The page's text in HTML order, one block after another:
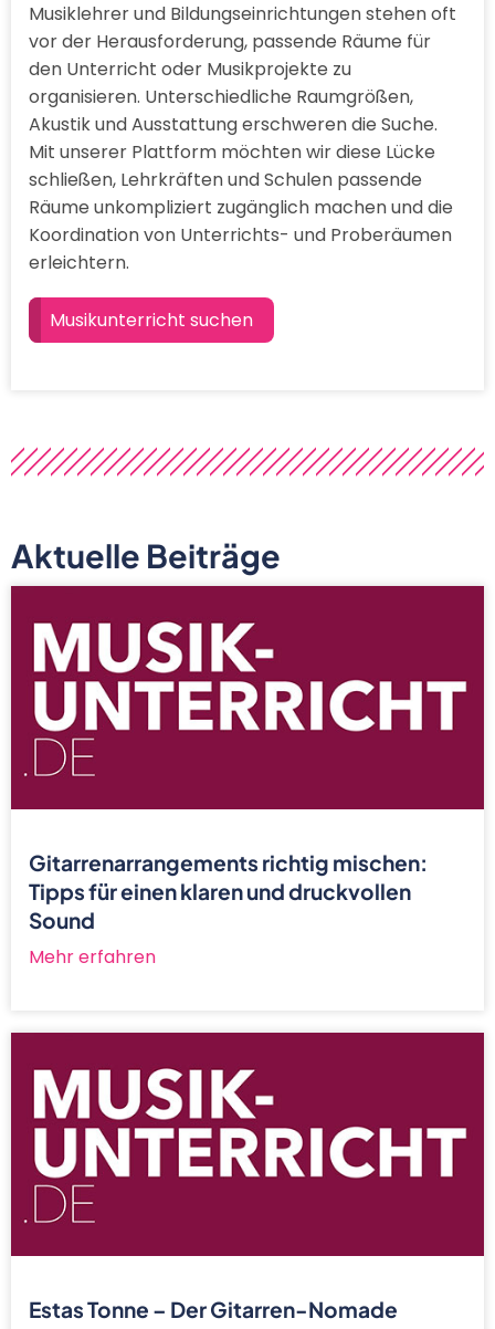
Musiklehrer und Bildungseinrichtungen stehen oft
vor der Herausforderung, passende Räume für
den Unterricht oder Musikprojekte zu
organisieren. Unterschiedliche Raumgrößen,
Akustik und Ausstattung erschweren die Suche.
Mit unserer Plattform möchten wir diese Lücke
schließen, Lehrkräften und Schulen passende
Räume unkompliziert zugänglich machen und die
Koordination von Unterrichts- und Proberäumen
erleichtern.
Musikunterricht suchen
Aktuelle Beiträge
Gitarrenarrangements richtig mischen:
Tipps für einen klaren und druckvollen
Sound
Mehr erfahren
Estas Tonne – Der Gitarren-Nomade